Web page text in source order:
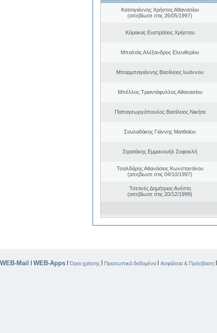
Κατσιγιάννης Χρήστος Αθανασίου
(απεβίωσε στις 26/05/1997)
Κόρακας Ευστράτιος Χρήστου
Μπαλτάς Αλέξανδρος Ελευθερίου
Μπαρμπαγιάννης Βασίλειος Ιωάννου
Μπέλλος Τριαντάφυλλος Αθανασίου
Παπαγεωργόπουλος Βασίλειος Νικήτα
Σουλαδάκης Γιάννης Ματθαίου
Στρατάκης Εμμανουήλ Σοφοκλή
Τσαλδάρης Αθανάσιος Κωνσταντίνου
(απεβίωσε στις 04/10/1997)
Τσετινές Δημήτριος Ανέστη
(απεβίωσε στις 20/12/1999)
WEB-Mail | WEB-Apps |Όροι χρήσης | Προσωπικά δεδομένα | Ασφάλεια & Πρόσβαση